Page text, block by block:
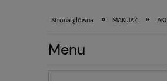
Strona główna » MAKIJAŻ »
Menu